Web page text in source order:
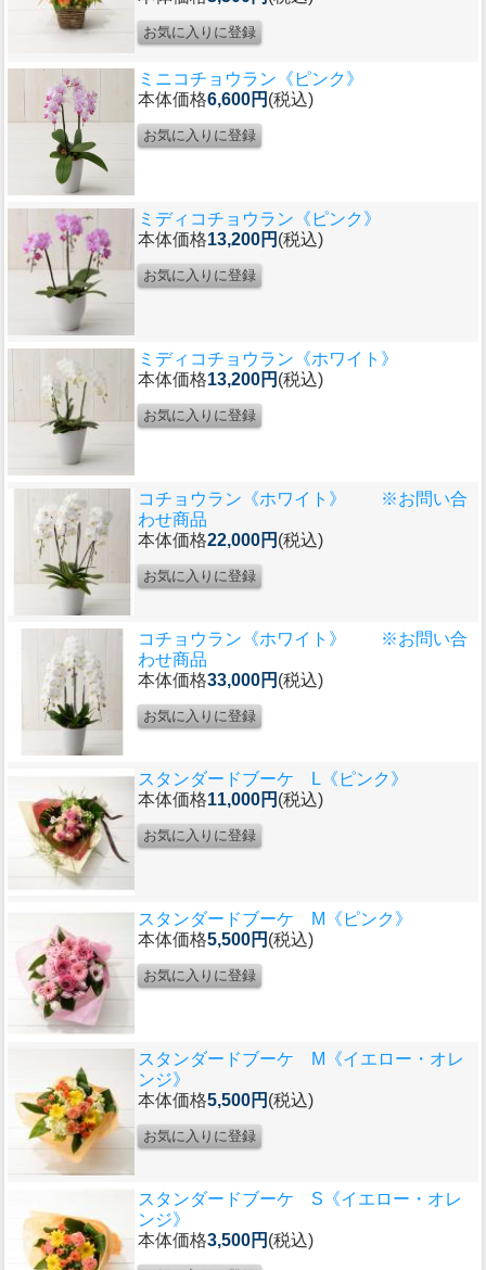
ミニコチョウラン《ピンク》
本体価格6,600円 (税込)
ミディコチョウラン《ピンク》
本体価格13,200円 (税込)
ミディコチョウラン《ホワイト》
本体価格13,200円 (税込)
コチョウラン《ホワイト》 ※お問い合
わせ商品
本体価格22,000円 (税込)
コチョウラン《ホワイト》 ※お問い合
わせ商品
本体価格33,000円 (税込)
スタンダードブーケ L《ピンク》
本体価格11,000円 (税込)
スタンダードブーケ M《ピンク》
本体価格5,500円 (税込)
スタンダードブーケ M《イエロー・オレ
ンジ》
本体価格5,500円 (税込)
スタンダードブーケ S《イエロー・オレ
ンジ》
本体価格3,500円 (税込)